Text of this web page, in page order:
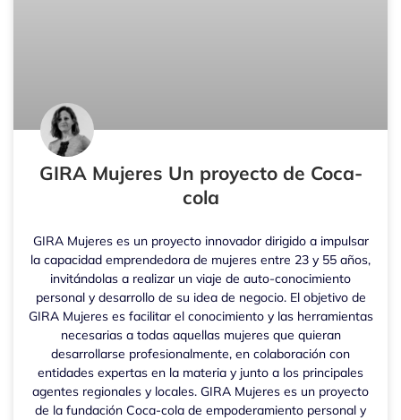
GIRA Mujeres Un proyecto de Coca-
cola
GIRA Mujeres es un proyecto innovador dirigido a impulsar
la capacidad emprendedora de mujeres entre 23 y 55 años,
invitándolas a realizar un viaje de auto-conocimiento
personal y desarrollo de su idea de negocio. El objetivo de
GIRA Mujeres es facilitar el conocimiento y las herramientas
necesarias a todas aquellas mujeres que quieran
desarrollarse profesionalmente, en colaboración con
entidades expertas en la materia y junto a los principales
agentes regionales y locales. GIRA Mujeres es un proyecto
de la fundación Coca-cola de empoderamiento personal y